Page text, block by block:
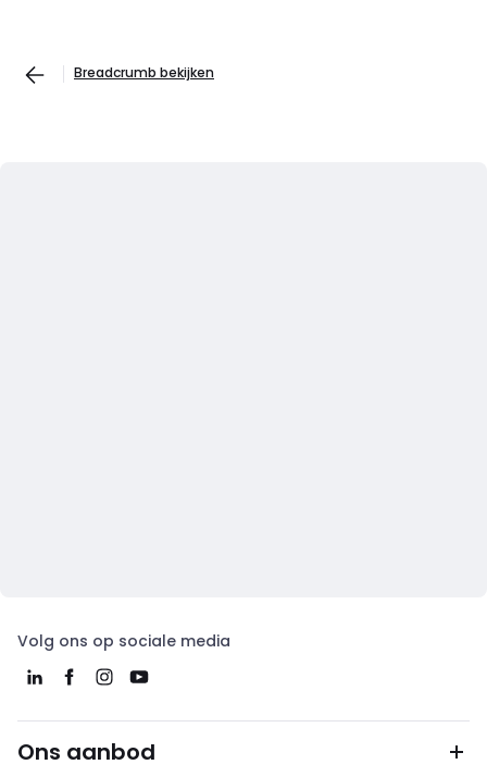
Breadcrumb bekijken
Volg ons op sociale media
Ons aanbod